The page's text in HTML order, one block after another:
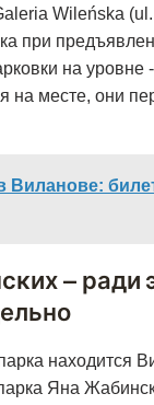
Wileńska
при
на уровне
на месте, они
Виланове:
— ради
находится
Яна